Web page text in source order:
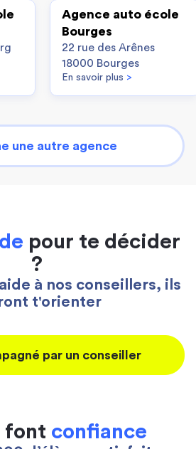
Agence auto école
Bourges
22 rue des Arênes
18000 Bourges
En savoir plus >
une autre agence
pour te décider
?
à nos conseillers, ils
t'orienter
par un conseiller
font confiance